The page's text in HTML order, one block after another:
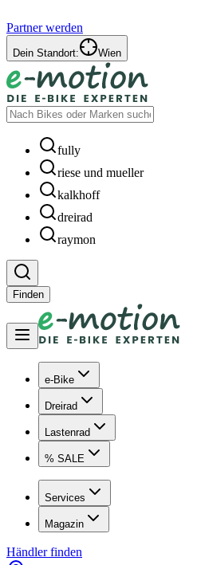
Partner werden
Dein Standort: Wien
fully
riese und mueller
kalkhoff
dreirad
raymon
Finden
e-Bike
Dreirad
Lastenrad
% SALE
Services
Magazin
Händler finden